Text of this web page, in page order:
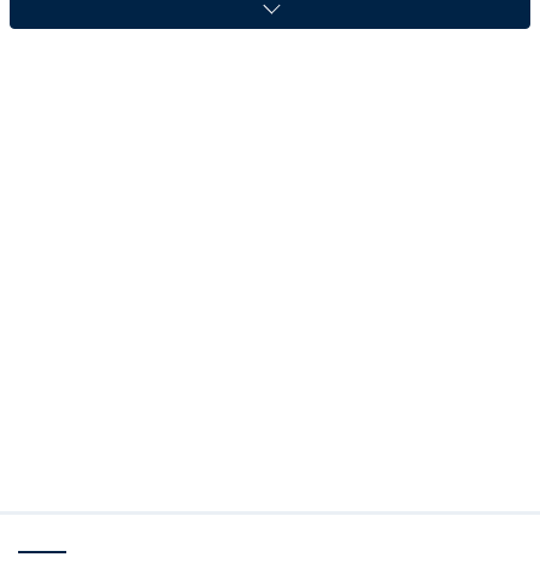
※以下のセール情報は2026年2月21日15時30分現在のも